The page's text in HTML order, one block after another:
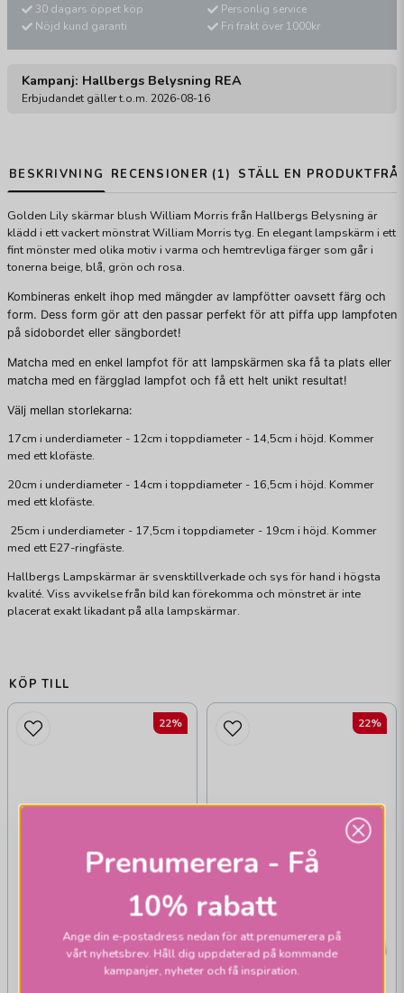
30 dagars öppet köp
Nöjd kund garanti
Personlig service
Fri frakt över 1000kr
Kampanj: Hallbergs Belysning REA
Erbjudandet gäller t.o.m. 2026-08-16
BESKRIVNING RECENSIONER (1) STÄLL EN
Golden Lily skärmar blush William Morris från Hallbergs Belysning är
klädd i ett vackert mönstrat William Morris tyg. En elegant lampskärm i ett
fint mönster med olika motiv i varma och hemtrevliga färger som går i
tonerna beige, blå, grön och rosa.
Kombineras enkelt ihop med mängder av lampfötter oavsett färg och
form. Dess form gör att den passar perfekt för att piffa upp lampfoten
på sidobordet eller sängbordet!
Matcha med en enkel lampfot för att lampskärmen ska få ta plats eller
matcha med en färgglad lampfot och få ett helt unikt resultat!
Välj mellan storlekarna:
17cm i underdiameter - 12cm i toppdiameter - 14,5cm i höjd. Kommer
med ett klofäste.
20cm i underdiameter - 14cm i toppdiameter - 16,5cm i höjd. Kommer
med ett klofäste.
25cm i underdiameter - 17,5cm i toppdiameter - 19cm i höjd. Kommer
med ett E27-ringfäste.
Hallbergs Lampskärmar är svensktillverkade och sys för hand i högsta
kvalité. Viss avvikelse från bild kan förekomma och mönstret är inte
placerat exakt likadant på alla lampskärmar.
KÖP TILL
22% 22%
Prenumerera - Få
10% rabatt
Ange din e-postadress nedan för att prenumerera på
vårt nyhetsbrev. Håll dig uppdaterad på kommande
kampanjer, nyheter och få inspiration.